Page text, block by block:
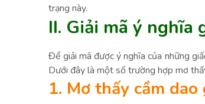
trạng này.
II. Giải mã ý nghĩa
Để giải mã được ý nghĩa của những
Dưới đây là một số trường hợp mơ
1. Mơ thấy cầm